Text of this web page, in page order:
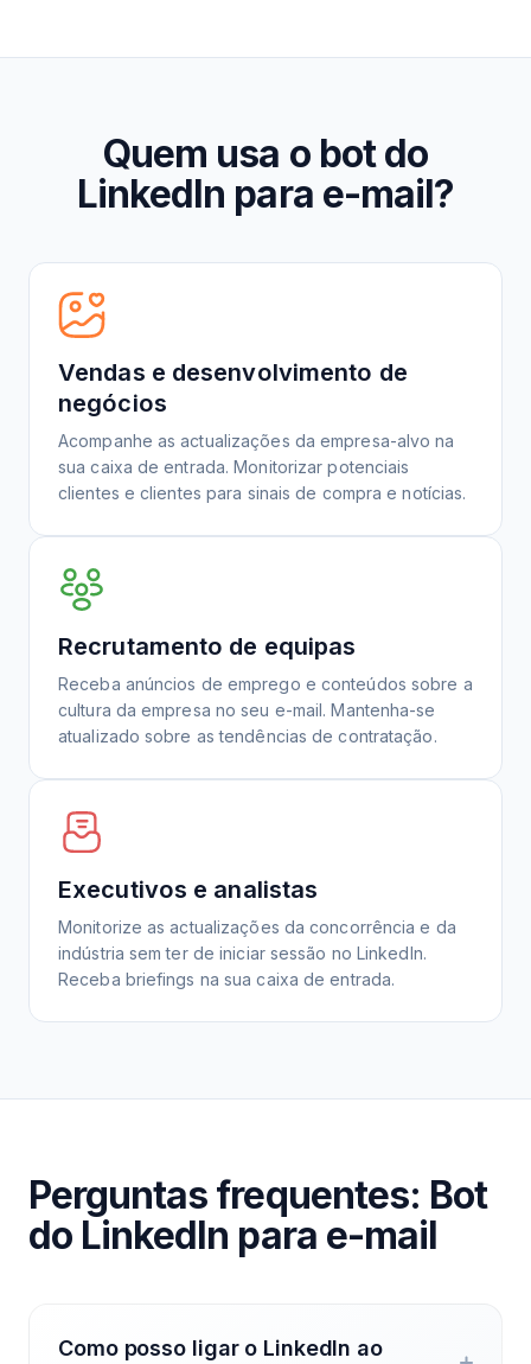
Quem usa o bot do
LinkedIn para e-mail?
Vendas e desenvolvimento de
negócios
Acompanhe as actualizações da empresa-alvo na
sua caixa de entrada. Monitorizar potenciais
clientes e clientes para sinais de compra e notícias.
Recrutamento de equipas
Receba anúncios de emprego e conteúdos sobre a
cultura da empresa no seu e-mail. Mantenha-se
atualizado sobre as tendências de contratação.
Executivos e analistas
Monitorize as actualizações da concorrência e da
indústria sem ter de iniciar sessão no LinkedIn.
Receba briefings na sua caixa de entrada.
Perguntas frequentes: Bot
do LinkedIn para e-mail
Como posso ligar o LinkedIn ao